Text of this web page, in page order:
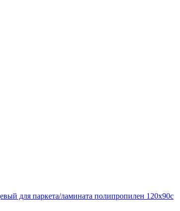
для паркета/ламината полипропилен 120х90с